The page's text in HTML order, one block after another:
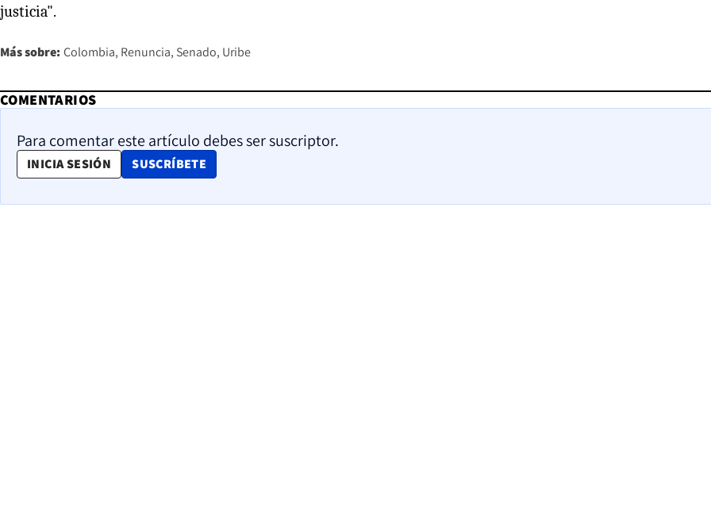
justicia".
Más sobre: Colombia Renuncia Senado Uribe
COMENTARIOS
Para comentar este artículo debes ser suscriptor.
INICIA SESIÓN SUSCRÍBETE
OPENS IN NEW WINDOW